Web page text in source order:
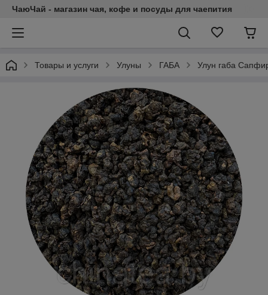
ЧаюЧай - магазин чая, кофе и посуды для чаепития
Товары и услуги Улуны ГАБА Улун габа